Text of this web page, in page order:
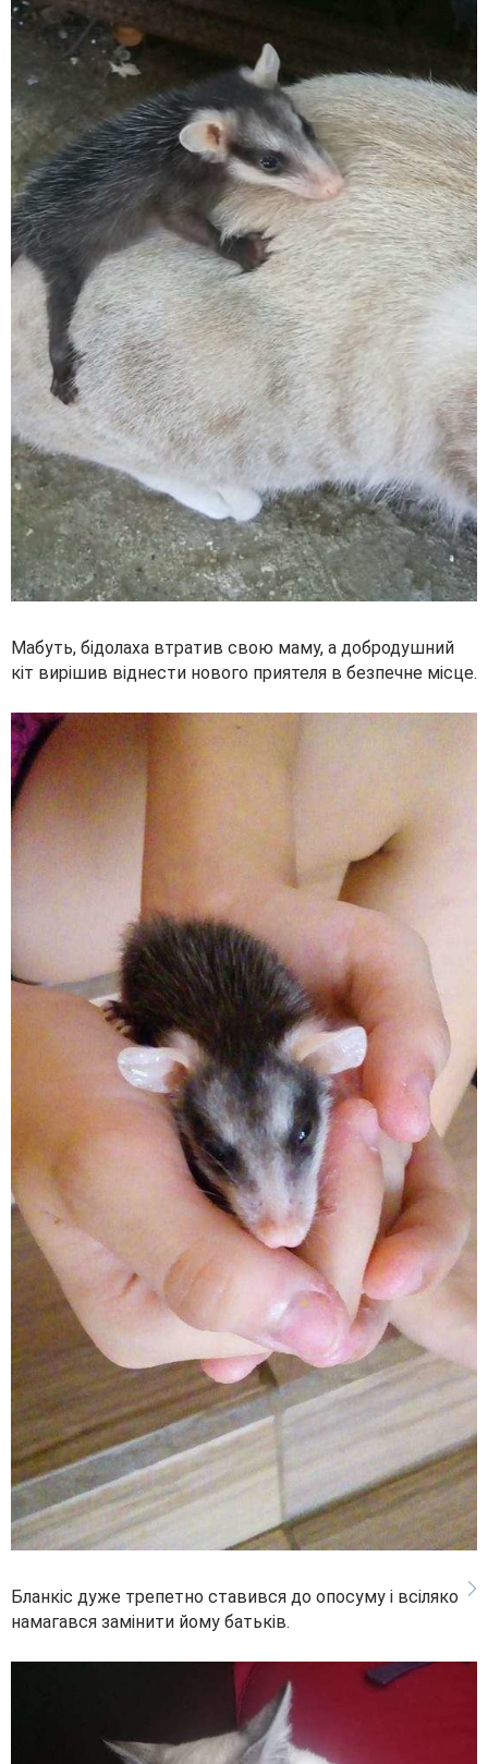
Мабуть, бідолаха втратив свою маму, а добродушний
кіт вирішив віднести нового приятеля в безпечне місце.
Бланкіс дуже трепетно ставився до опосуму і всіляко
намагався замінити йому батьків.